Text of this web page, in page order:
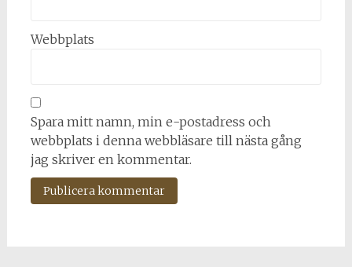
Webbplats
Spara mitt namn, min e-postadress och
webbplats i denna webbläsare till nästa gång
jag skriver en kommentar.